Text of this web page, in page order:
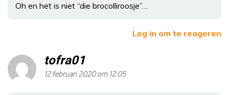
Oh en het is niet “die brocolliroosje”…
Log in om te reageren
tofra01
12 februari 2020 om 12:05